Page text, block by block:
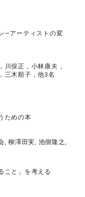
―アーティストの変
川俣正，小林康夫，
三木順子，他3名
ための本
, 柳澤田実, 池側隆之,
こと」を考える